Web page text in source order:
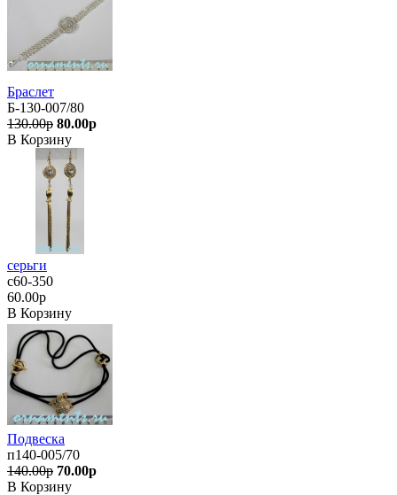
Браслет
Б-130-007/80
130.00р 80.00р
В Корзину
серьги
с60-350
60.00р
В Корзину
Подвеска
п140-005/70
140.00р 70.00р
В Корзину